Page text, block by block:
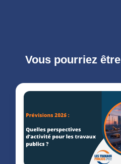
Vous pourriez être